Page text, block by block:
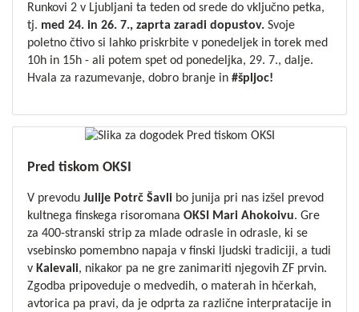
Runkovi 2 v Ljubljani ta teden od srede do vključno petka,
tj. med 24. in 26. 7., zaprta zaradi dopustov.Svoje
poletno čtivo si lahko priskrbite v ponedeljek in torek med
10h in 15h - ali potem spet od ponedeljka, 29. 7., dalje.
Hvala za razumevanje, dobro branje in #špljoc!
Pred tiskom OKSI
V prevodu Julije Potrč Šavlibo junija pri nas izšel prevod
kultnega finskega risoromana OKSI Mari Ahokoivu. Gre
za 400-stranski strip za mlade odrasle in odrasle, ki se
vsebinsko pomembno napaja v finski ljudski tradiciji, a tudi
v Kalevali, nikakor pa ne gre zanimariti njegovih ZF prvin.
Zgodba pripoveduje o medvedih, o materah in hčerkah,
avtorica pa pravi, da je odprta za različne interpratacije in